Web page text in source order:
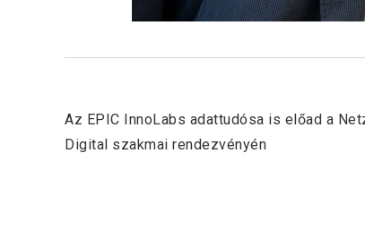
Az EPIC InnoLabs adattudósa is előad a
Digital szakmai rendezvényén